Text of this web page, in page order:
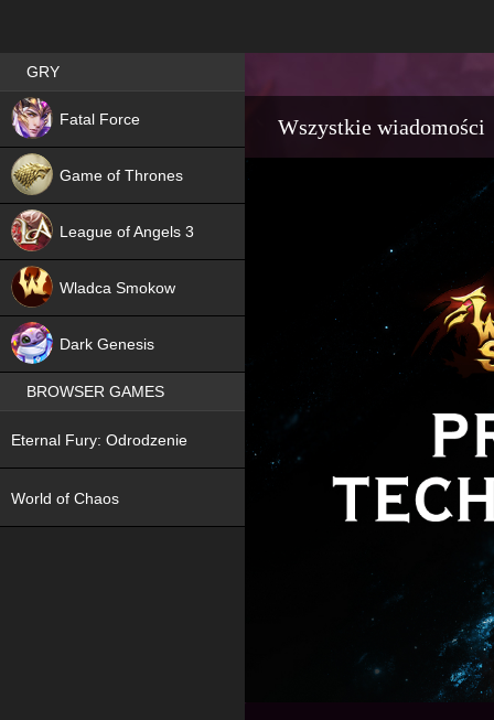
Wszystkie wiadomości
Best RPG games in Poland
GRY
Fatal Force
NEW
Game of Thrones
League of Angels 3
Wladca Smokow
Dark Genesis
BROWSER GAMES
Eternal Fury: Odrodzenie
World of Chaos